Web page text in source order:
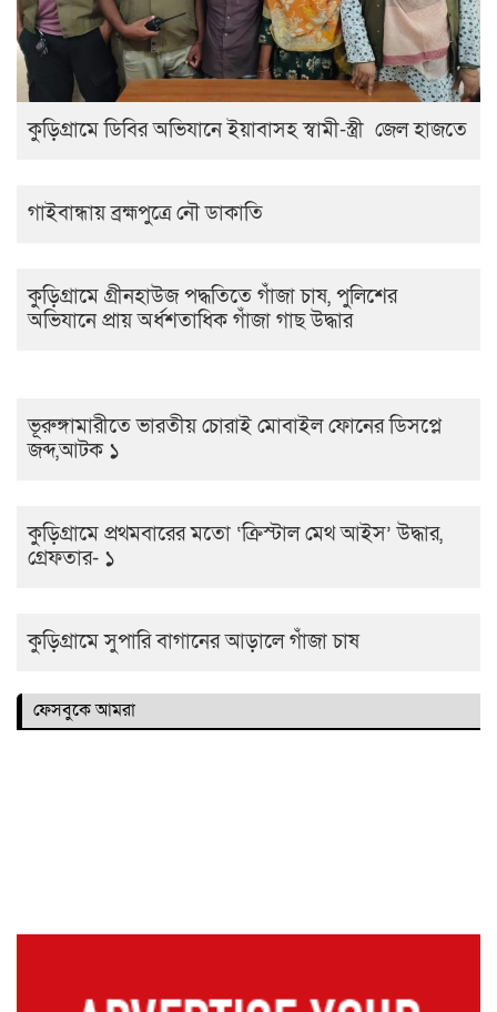
কুড়িগ্রামে ডিবির অভিযানে ইয়াবাসহ স্বামী-স্ত্রী জেল হাজতে
গাইবান্ধায় ব্রহ্মপুত্রে নৌ ডাকাতি
কুড়িগ্রামে গ্রীনহাউজ পদ্ধতিতে গাঁজা চাষ, পুলিশের
অভিযানে প্রায় অর্ধশতাধিক গাঁজা গাছ উদ্ধার
ভূরুঙ্গামারীতে ভারতীয় চোরাই মোবাইল ফোনের ডিসপ্লে
জব্দ,আটক ১
কুড়িগ্রামে প্রথমবারের মতো ‘ক্রিস্টাল মেথ আইস’ উদ্ধার,
গ্রেফতার- ১
কুড়িগ্রামে সুপারি বাগানের আড়ালে গাঁজা চাষ
ফেসবুকে আমরা